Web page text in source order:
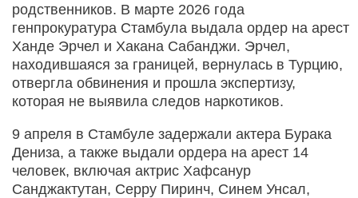
родственников. В марте 2026 года
генпрокуратура Стамбула выдала ордер на арест
Ханде Эрчел и Хакана Сабанджи. Эрчел,
находившаяся за границей, вернулась в Турцию,
отвергла обвинения и прошла экспертизу,
которая не выявила следов наркотиков.
9 апреля в Стамбуле задержали актера Бурака
Дениза, а также выдали ордера на арест 14
человек, включая актрис Хафсанур
Санджактутан, Серру Пиринч, Синем Унсал,